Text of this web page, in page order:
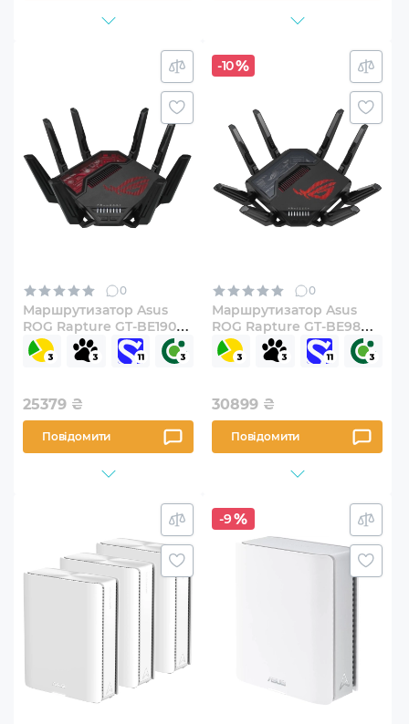
0
Маршрутизатор Asus
ROG Rapture GT-BE19000
(90IG0850-MO9A0V)
25379 ₴
Повідомити
-10
0
Маршрутизатор Asus
ROG Rapture GT-BE98
(90IG08F0-MO9A0V)
30899 ₴
Повідомити
-9